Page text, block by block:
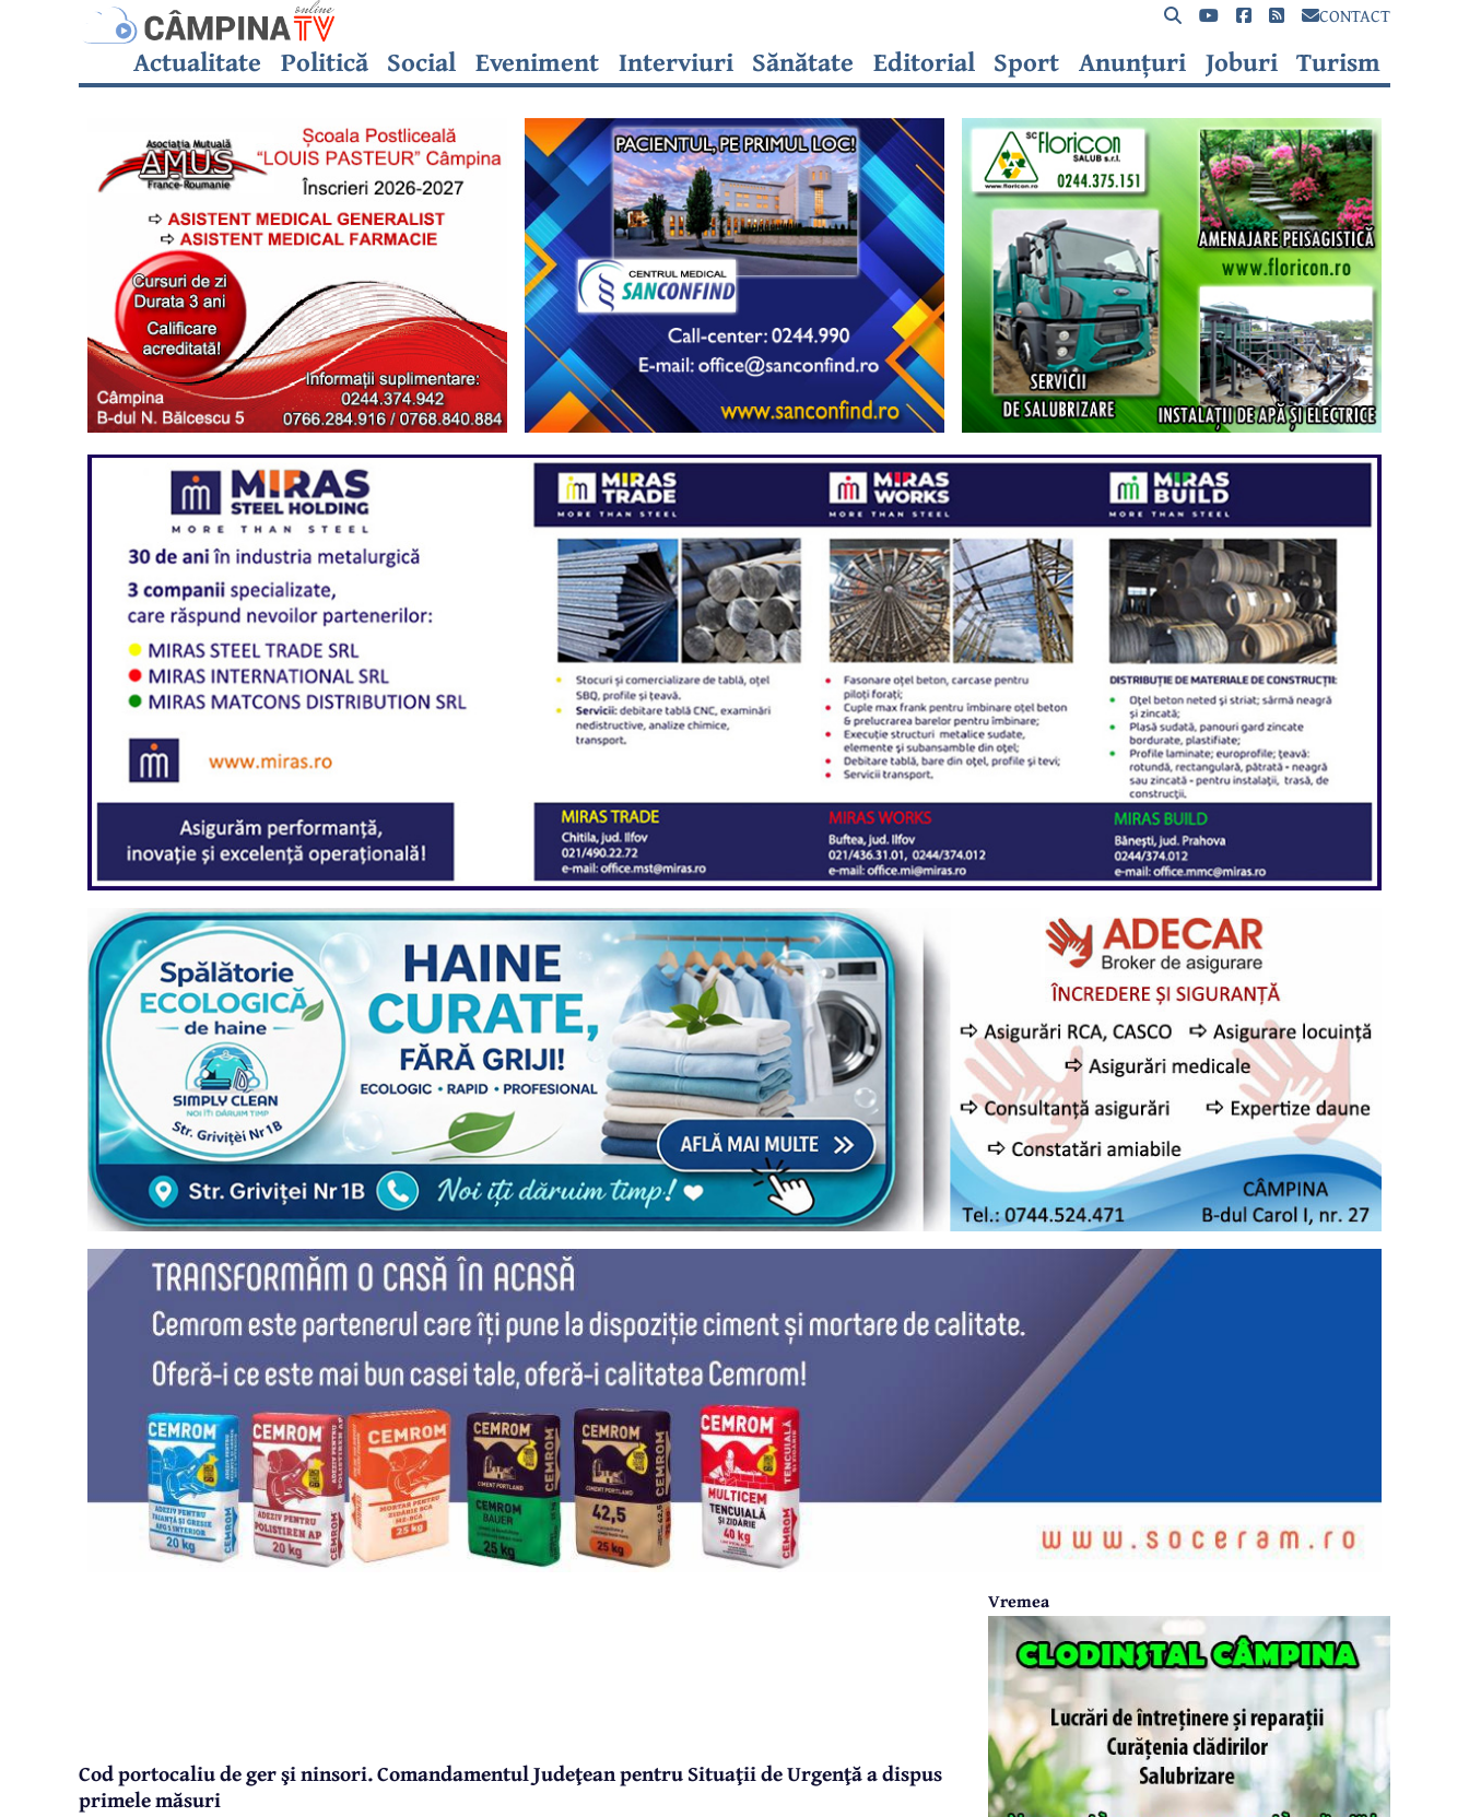
CONTACT
Actualitate Politică Social Eveniment Interviuri Sănătate Editorial Sport Anunțuri Joburi Turism
Cod portocaliu de ger şi ninsori. Comandamentul Judeţean pentru Situaţii de Urgenţă a dispus
primele măsuri
Vremea